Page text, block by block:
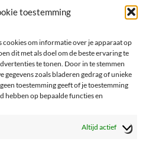
toestemming
om informatie over je apparaat op
dit met als doel om de beste ervaring te
te tonen. Door in te stemmen
gegevens zoals bladeren gedrag of unieke
toestemming geeft of je toestemming
hebben op bepaalde functies en
Altijd actief